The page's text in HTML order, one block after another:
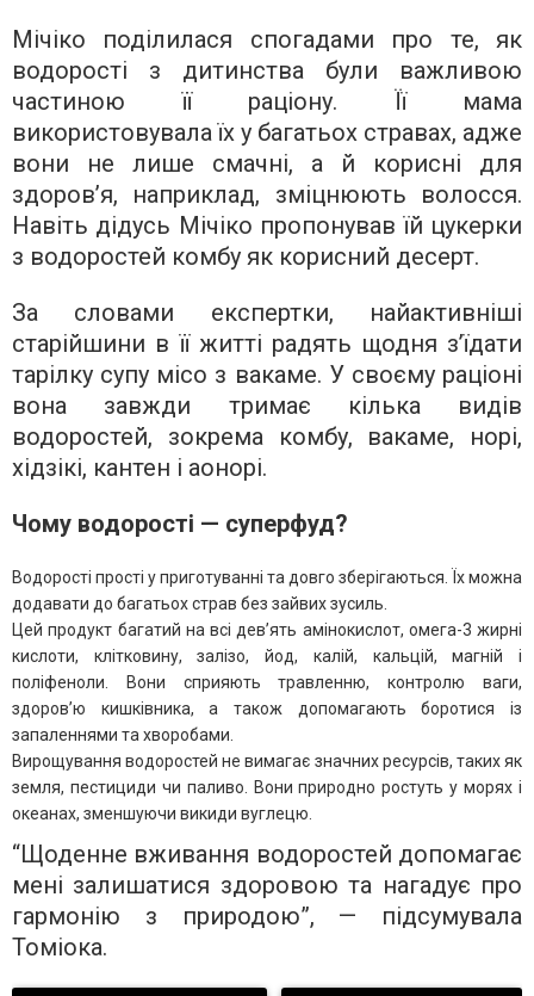
Мічіко поділилася спогадами про те, як
водорості з дитинства були важливою
частиною її раціону. Її мама
використовувала їх у багатьох стравах, адже
вони не лише смачні, а й корисні для
здоров’я, наприклад, зміцнюють волосся.
Навіть дідусь Мічіко пропонував їй цукерки
з водоростей комбу як корисний десерт.
За словами експертки, найактивніші
старійшини в її житті радять щодня з’їдати
тарілку супу місо з вакаме. У своєму раціоні
вона завжди тримає кілька видів
водоростей, зокрема комбу, вакаме, норі,
хідзікі, кантен і аонорі.
Чому водорості — суперфуд?
Водорості прості у приготуванні та довго зберігаються. Їх можна
додавати до багатьох страв без зайвих зусиль.
Цей продукт багатий на всі дев’ять амінокислот, омега-3 жирні
кислоти, клітковину, залізо, йод, калій, кальцій, магній і
поліфеноли. Вони сприяють травленню, контролю ваги,
здоров’ю кишківника, а також допомагають боротися із
запаленнями та хворобами.
Вирощування водоростей не вимагає значних ресурсів, таких як
земля, пестициди чи паливо. Вони природно ростуть у морях і
океанах, зменшуючи викиди вуглецю.
“Щоденне вживання водоростей допомагає
мені залишатися здоровою та нагадує про
гармонію з природою”, — підсумувала
Томіока.